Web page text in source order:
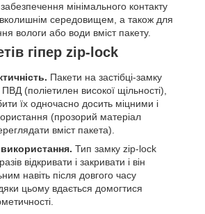
мінімального контакту
середовищем, а також для
вологи або води вміст пакету.
гіпер zip-lock
Пакети на застібці-замку
(поліетилен високої щільності),
їх одночасно досить міцними і
(прозорий матеріал
вміст пакета).
Тип замку zip-lock
відкривати і закривати і він
навіть після довгого часу
цьому вдається домогтися